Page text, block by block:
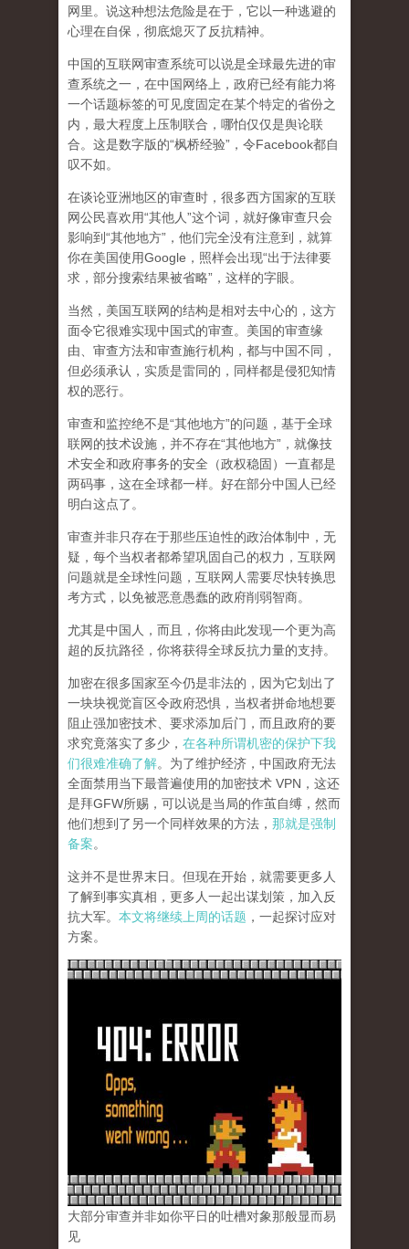
网里。说这种想法危险是在于，它以一种逃避的
心理在自保，彻底熄灭了反抗精神。
中国的互联网审查系统可以说是全球最先进的审
查系统之一，在中国网络上，政府已经有能力将
一个话题标签的可见度固定在某个特定的省份之
内，最大程度上压制联合 ，哪怕仅仅是舆论联
合。这是数字版的“枫桥经验”，令Facebook都自
叹不如。
在谈论亚洲地区的审查时，很多西方国家的互联
网公民喜欢用“其他人”这个词，就好像审查只会
影响到“其他地方”，他们完全没有注意到， 就算
你在美国使用Google，照样会出现“出于法律要
求，部分搜索结果被省略”，这样的字眼。
当然，美国互联网的结构是相对去中心的，这方
面令它很难实现中国式的审查。美国的审查缘
由、审查方法和审查施行机构，都与中国不同，
但必须承认， 实质是雷同的，同样都是侵犯知情
权的恶行。
审查和监控绝不是“其他地方”的问题，基于全球
联网的技术设施，并不存在“其他地方”，就像技
术安全和政府事务的安全（政权稳固）一直都是
两码事，这在全球都一样。好在部分中国人已经
明白这点了。
审查并非只存在于那些压迫性的政治体制中，无
疑，每个当权者都希望巩固自己的权力，互联网
问题就是全球性问题，互联网人需要尽快转换思
考方式，以免被恶意愚蠢的政府削弱智商。
尤其是中国人，而且，你将由此发现一个更为高
超的反抗路径，你将获得全球反抗力量的支持。
加密在很多国家至今仍是非法的，因为它划出了
一块块视觉盲区令政府恐惧，当权者拼命地想要
阻止强加密技术、要求添加后门，而且政府的要
求究竟落实了多少， 在各种所谓机密的保护下我
们很难准确了解。为了维护经济，中国政府无法
全面禁用当下最普遍使用的加密技术 VPN，这还
是拜GFW所赐，可以说是当局的作茧自缚，然而
他们想到了另一个同样效果的方法， 那就是强制
备案。
这并不是世界末日。但现在开始，就需要更多人
了解到事实真相，更多人一起出谋划策，加入反
抗大军。 本文将继续上周的话题 ，一起探讨应对
方案。
大部分审查并非如你平日的吐槽对象那般显而易
见